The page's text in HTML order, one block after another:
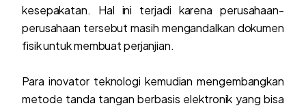
kesepakatan. Hal ini terjadi karena perusahaan-
perusahaan tersebut masih mengandalkan dokumen
fisik untuk membuat perjanjian.
Para inovator teknologi kemudian mengembangkan
metode tanda tangan berbasis elektronik yang bisa